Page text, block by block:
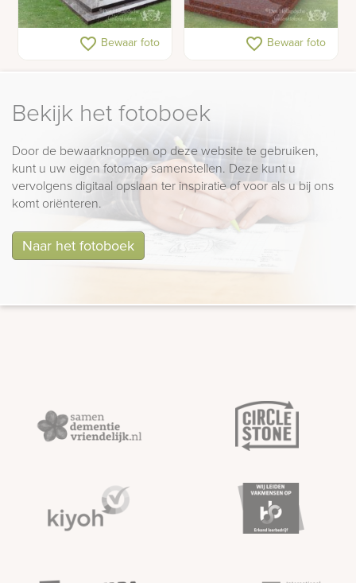
Klassieke grafsteen
favorite_border Bewaar foto Hartvorm grafmonument
favorite_border Bewaar foto
Bekijk het fotoboek
Door de bewaarknoppen op deze website te gebruiken,
kunt u uw eigen fotomap samenstellen. Deze kunt u
vervolgens digitaal opslaan ter inspiratie of voor als u bij ons
komt oriënteren.
Naar het fotoboek